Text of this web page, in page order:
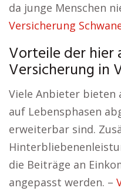
da junge Menschen
Versicherung
Vorteile der hier
Versicherung in
Viele Anbieter bieten
auf Lebensphasen
erweiterbar sind.
die Beiträge an
angepasst werden. –